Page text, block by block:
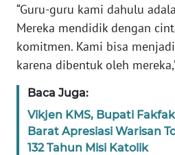
“Guru-guru kami dahulu
Mereka mendidik dengan
komitmen. Kami bisa
karena dibentuk oleh
Baca Juga:
Vikjen KMS, Bupati
Barat Apresiasi Warisan
132 Tahun Misi Katolik
WN
PAPUA
BARAT
WN
RIAU
WN
SERAMBI